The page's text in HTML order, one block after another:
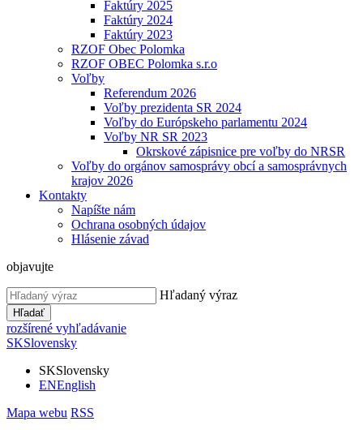
Faktúry 2025
Faktúry 2024
Faktúry 2023
RZOF Obec Polomka
RZOF OBEC Polomka s.r.o
Voľby
Referendum 2026
Voľby prezidenta SR 2024
Voľby do Európskeho parlamentu 2024
Voľby NR SR 2023
Okrskové zápisnice pre voľby do NRSR
Voľby do orgánov samosprávy obcí a samosprávnych
krajov 2026
Kontakty
Napíšte nám
Ochrana osobných údajov
Hlásenie závad
objavujte
Hľadaný výraz
Hľadať
rozšírené vyhľadávanie
SKSlovensky
SKSlovensky
ENEnglish
Mapa webu RSS